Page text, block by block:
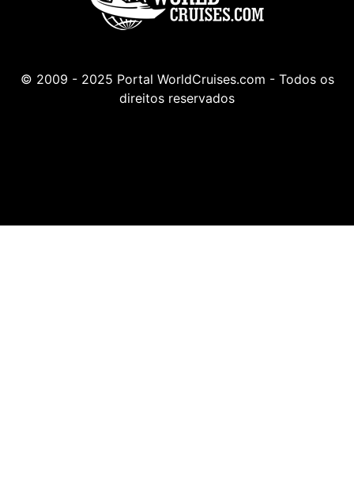
© 2009 - 2025 Portal WorldCruises.com - Todos os
direitos reservados